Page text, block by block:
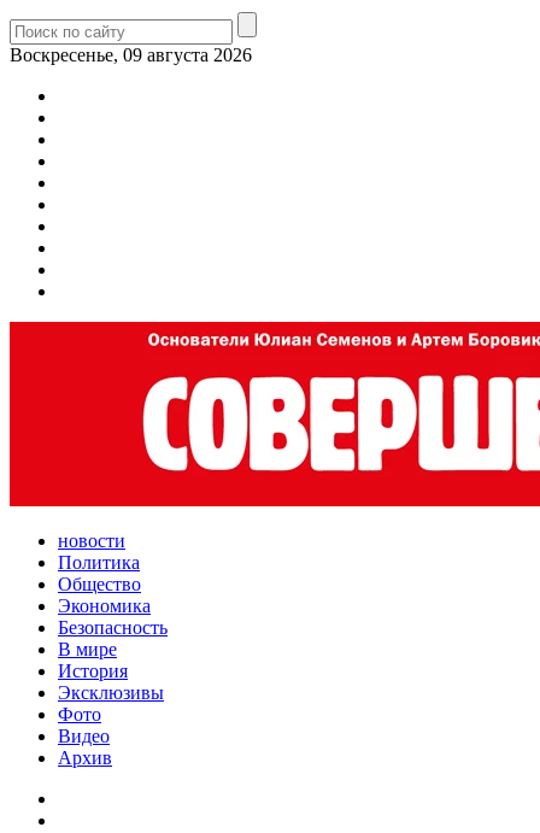
Воскресенье, 09 августа 2026
новости
Политика
Общество
Экономика
Безопасность
В мире
История
Эксклюзивы
Фото
Видео
Архив